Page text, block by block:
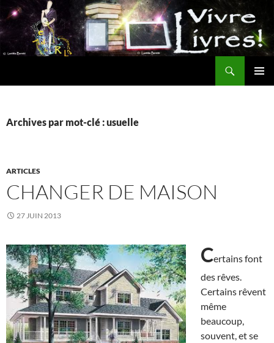
Aller
au
contenu
Archives par mot-clé : usuelle
ARTICLES
CHANGER DE MAISON
27 JUIN 2013
Certains font
des rêves.
Certains rêvent
même
beaucoup,
souvent, et se